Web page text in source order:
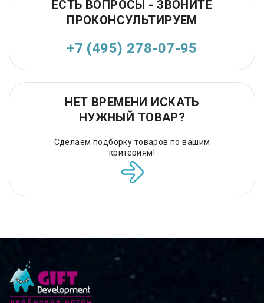
ЕСТЬ ВОПРОСЫ - ЗВОНИТЕ
ПРОКОНСУЛЬТИРУЕМ
+7 (495) 278-07-95
НЕТ ВРЕМЕНИ ИСКАТЬ
НУЖНЫЙ ТОВАР?
Сделаем подборку товаров по вашим
критериям!